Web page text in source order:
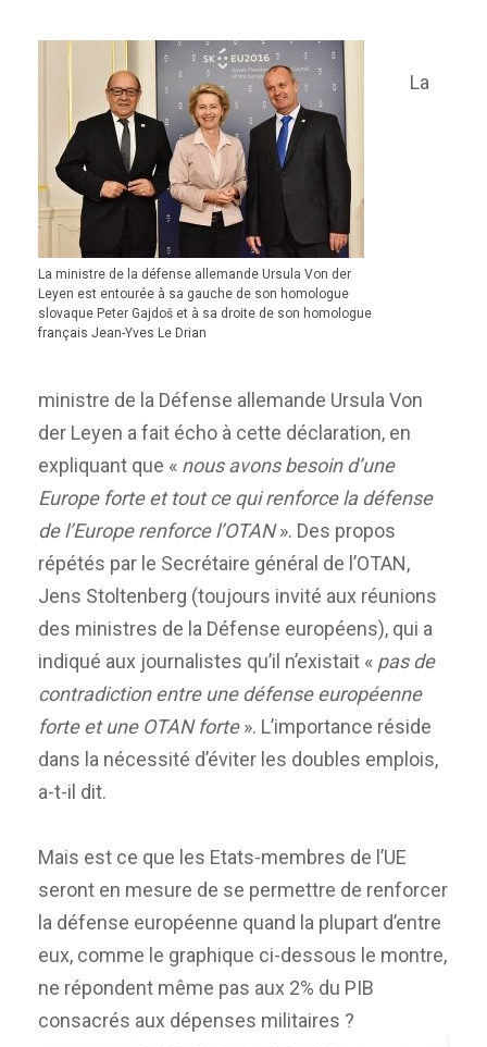
La ministre de la défense allemande Ursula Von der
Leyen est entourée à sa gauche de son homologue
slovaque Peter Gajdoš et à sa droite de son homologue
français Jean-Yves Le Drian
La
ministre de la Défense allemande Ursula Von
der Leyen a fait écho à cette déclaration, en
expliquant que « nous avons besoin d’une
Europe forte et tout ce qui renforce la défense
de l’Europe renforce l’OTAN». Des propos
répétés par le Secrétaire général de l’OTAN,
Jens Stoltenberg (toujours invité aux réunions
des ministres de la Défense européens), qui a
indiqué aux journalistes qu’il n’existait « pas de
contradiction entre une défense européenne
forte et une OTAN forte». L’importance réside
dans la nécessité d’éviter les doubles emplois,
a-t-il dit.
Mais est ce que les Etats-membres de l’UE
seront en mesure de se permettre de renforcer
la défense européenne quand la plupart d’entre
eux, comme le graphique ci-dessous le montre,
ne répondent même pas aux 2% du PIB
consacrés aux dépenses militaires ?